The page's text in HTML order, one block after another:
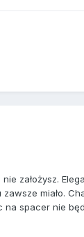
założysz.
miało.
spacer nie